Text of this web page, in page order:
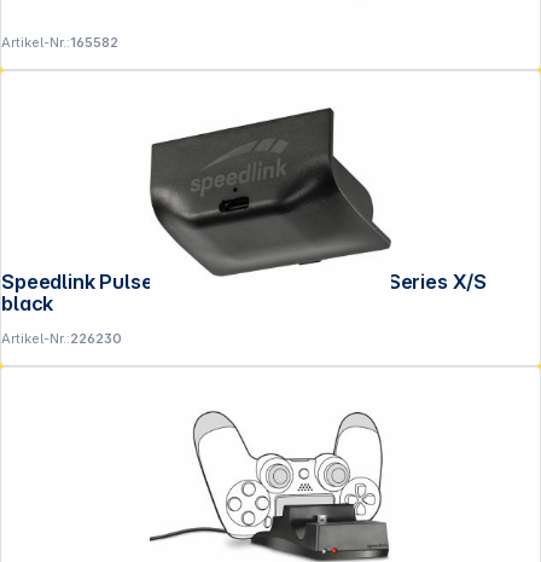
Artikel-Nr.:165582
Speedlink Pulse Play & Charge for XBox Series X/S
black
Artikel-Nr.:226230